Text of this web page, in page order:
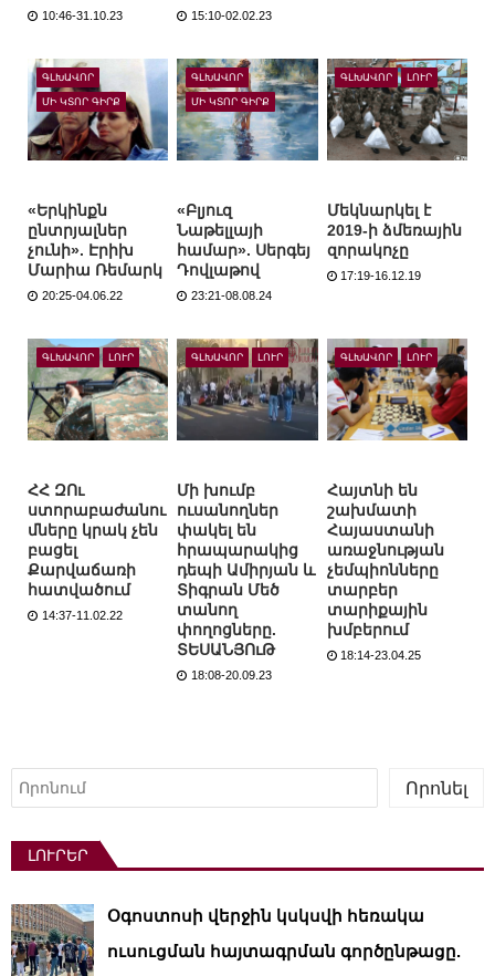
10:46-31.10.23 15:10-02.02.23
ԳԼԽԱՎՈՐ
ՄԻ ԿՏՈՐ ԳԻՐՔ
«Երկինքն
ընտրյալներ
չունի». Էրիխ
Մարիա Ռեմարկ
20:25-04.06.22
ԳԼԽԱՎՈՐ
ՄԻ ԿՏՈՐ ԳԻՐՔ
«Բլյուզ
Նաթելլայի
համար». Սերգեյ
Դովլաթով
23:21-08.08.24
ԳԼԽԱՎՈՐ ԼՈՒՐ
Մեկնարկել է
2019-ի ձմեռային
զորակոչը
17:19-16.12.19
ԳԼԽԱՎՈՐ ԼՈՒՐ
ՀՀ ԶՈւ
ստորաբաժանու
մները կրակ չեն
բացել
Քարվաճառի
հատվածում
14:37-11.02.22
ԳԼԽԱՎՈՐ ԼՈՒՐ
Մի խումբ
ուսանողներ
փակել են
հրապարակից
դեպի Ամիրյան և
Տիգրան Մեծ
տանող
փողոցները.
ՏԵՍԱՆՅՈւԹ
18:08-20.09.23
ԳԼԽԱՎՈՐ ԼՈՒՐ
Հայտնի են
շախմատի
Հայաստանի
առաջնության
չեմպիոնները
տարբեր
տարիքային
խմբերում
18:14-23.04.25
Որոնել
Որոնել
ԼՈՒՐԵՐ
Օգոստոսի վերջին կսկսվի հեռակա
ուսուցման հայտագրման գործընթացը.